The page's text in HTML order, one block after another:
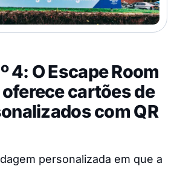
4: O Escape Room
cartões de
com QR
personalizada em que a